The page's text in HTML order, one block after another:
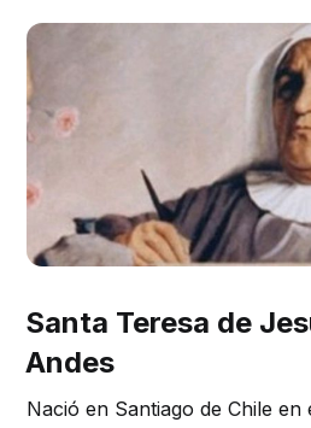
Santa Teresa de
Andes
Nació en Santiago de Chile